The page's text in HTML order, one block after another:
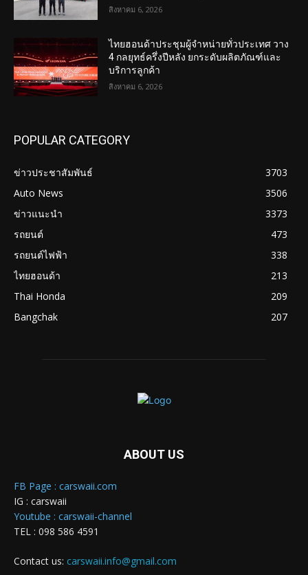
สิงหาคม 6, 2026
ไทยฮอนด้าประชุมผู้จำหน่ายทั่วประเทศ วาง
4 กลยุทธ์ครึ่งปีหลัง ยกระดับผลิตภัณฑ์และ
บริการลูกค้า
สิงหาคม 6, 2026
POPULAR CATEGORY
ข่าวประชาสัมพันธ์
3703
Auto News
3506
ข่าวแนะนำ
3373
รถยนต์
473
รถยนต์ไฟฟ้า
338
ไทยฮอนด้า
213
Thai Honda
209
Bangchak
207
ABOUT US
FB Page : carswaii.com
IG : carswaii
Youtube : carswaii-channel
TEL : 098 586 4591
Contact us: carswaii.info@gmail.com